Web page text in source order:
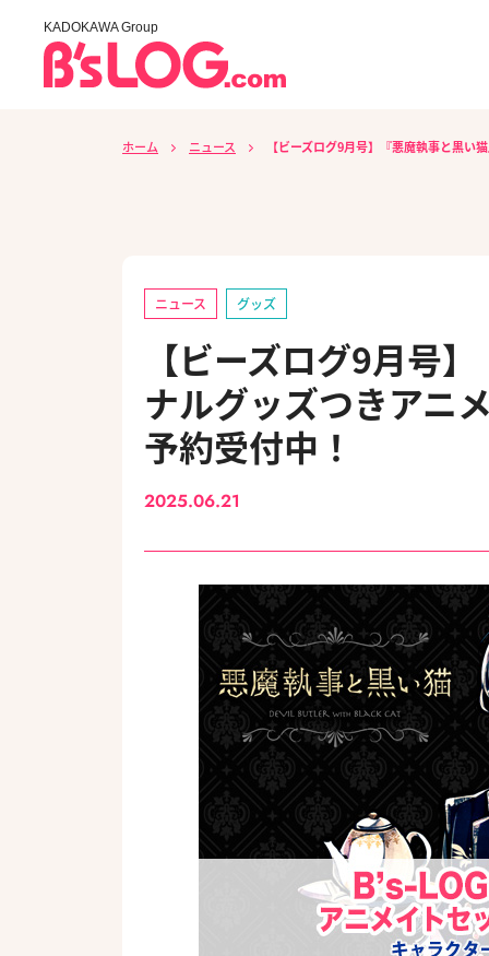
KADOKAWA Group
ホーム ニュース 【ビーズログ9月号】『悪魔執事と黒
ニュース グッズ
【ビーズログ9月号
ナルグッズつきアニ
予約受付中！
2025.06.21